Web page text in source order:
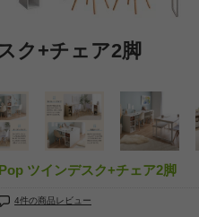
ク+チェア2脚
ツインデスク+チェア2脚
4件の商品レビュー